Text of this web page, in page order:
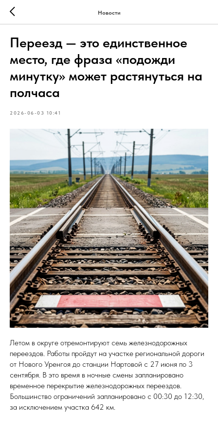
Новости
Переезд — это единственное
место, где фраза «подожди
минутку» может растянуться на
полчаса
2026-06-03 10:41
Летом в округе отремонтируют семь железнодорожных
переездов. Работы пройдут на участке региональной дороги
от Нового Уренгоя до станции Нартовой с 27 июня по 3
сентября. В это время в ночные смены запланировано
временное перекрытие железнодорожных переездов.
Большинство ограничений запланировано с 00:30 до 12:30,
за исключением участка 642 км.